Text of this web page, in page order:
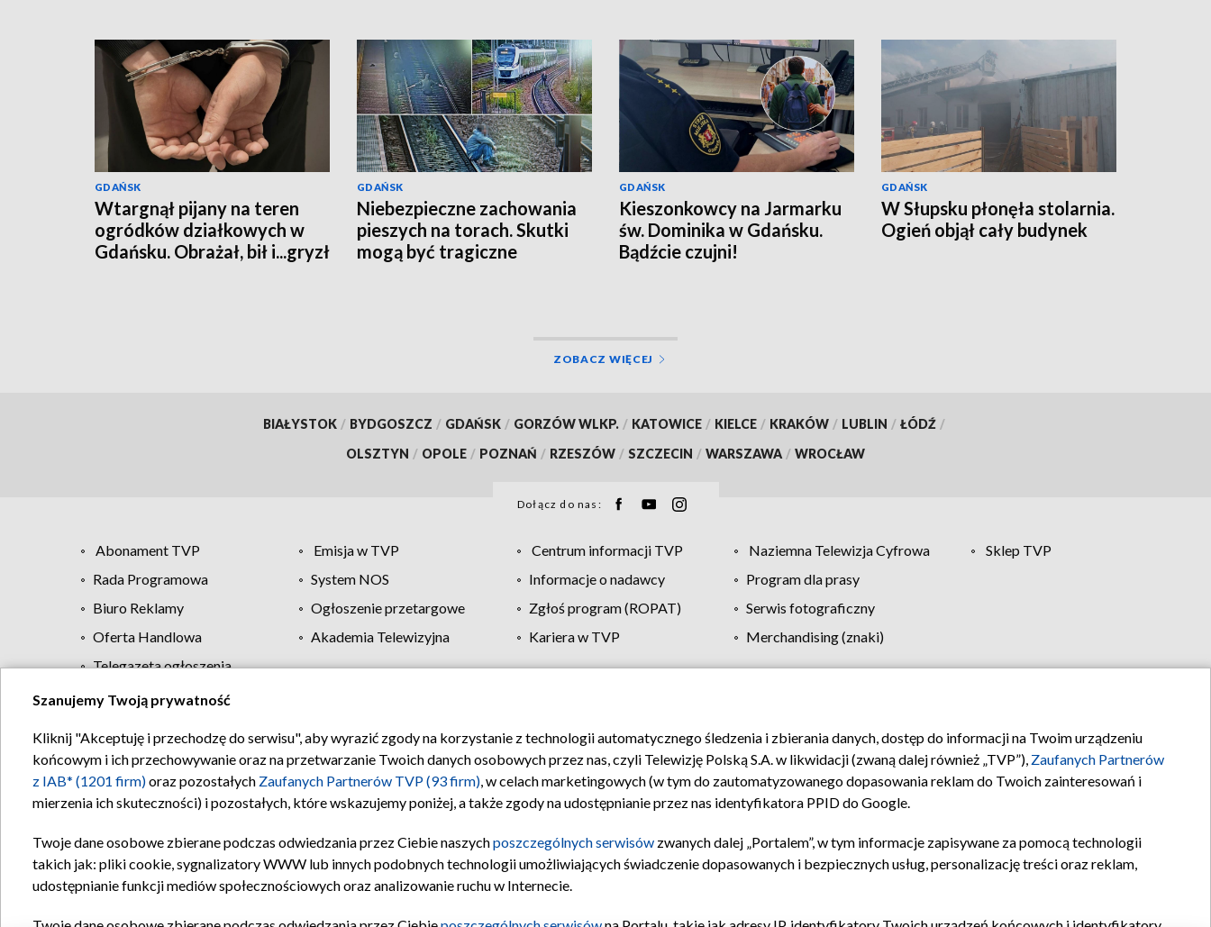
GDAŃSK
Wtargnął pijany na teren
ogródków działkowych w
Gdańsku. Obrażał, bił i...gryzł
GDAŃSK
Niebezpieczne zachowania
pieszych na torach. Skutki
mogą być tragiczne
GDAŃSK
Kieszonkowcy na Jarmarku
św. Dominika w Gdańsku.
Bądźcie czujni!
GDAŃSK
W Słupsku płonęła stolarnia.
Ogień objął cały budynek
ZOBACZ WIĘCEJ
BIAŁYSTOK / BYDGOSZCZ / GDAŃSK / GORZÓW WLKP. / KATOWICE / KIELCE / KRAKÓW / LUBLIN / ŁÓDŹ /
OLSZTYN / OPOLE / POZNAŃ / RZESZÓW / SZCZECIN / WARSZAWA / WROCŁAW
Dołącz do nas:
Abonament TVP Emisja w TVP Centrum informacji TVP Naziemna Telewizja Cyfrowa
Sklep TVP
Rada Programowa
System NOS Informacje o nadawcy
Program dla prasy
Biuro Reklamy
Ogłoszenie przetargowe Zgłoś program (ROPAT)
Serwis fotograficzny
Oferta Handlowa
Akademia Telewizyjna Kariera w TVP
Merchandising (znaki)
Telegazeta ogłoszenia
Regulamin TVP Polityka prywatności Moje zgody Pomoc Biuro reklamy Kontakt
Szanujemy Twoją prywatność
Kliknij "Akceptuję i przechodzę do serwisu", aby wyrazić zgody na korzystanie z technologii automatycznego śledzenia i zbierania danych, dostęp do informacji na Twoim urządzeniu
końcowym i ich przechowywanie oraz na przetwarzanie Twoich danych osobowych przez nas, czyli Telewizję Polską S.A. w likwidacji (zwaną dalej również „TVP”), Zaufanych Partnerów
z IAB* (1201 firm)oraz pozostałych Zaufanych Partnerów TVP (93 firm), w celach marketingowych (w tym do zautomatyzowanego dopasowania reklam do Twoich zainteresowań i
mierzenia ich skuteczności) i pozostałych, które wskazujemy poniżej, a także zgody na udostępnianie przez nas identyfikatora PPID do Google.
Twoje dane osobowe zbierane podczas odwiedzania przez Ciebie naszychposzczególnych serwisów zwanych dalej „Portalem”, w tym informacje zapisywane za pomocą technologii
takich jak: pliki cookie, sygnalizatory WWW lub innych podobnych technologii umożliwiających świadczenie dopasowanych i bezpiecznych usług, personalizację treści oraz reklam,
udostępnianie funkcji mediów społecznościowych oraz analizowanie ruchu w Internecie.